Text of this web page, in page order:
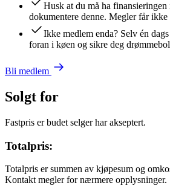
Husk at du må ha
dokumentere denne. Megler får
Ikke medlem enda? Selv én
foran i køen og sikre deg
Bli medlem
Solgt for
Fastpris er budet selger har akseptert.
Totalpris:
Totalpris er summen av kjøpesum og
Kontakt megler for nærmere opplysninger.